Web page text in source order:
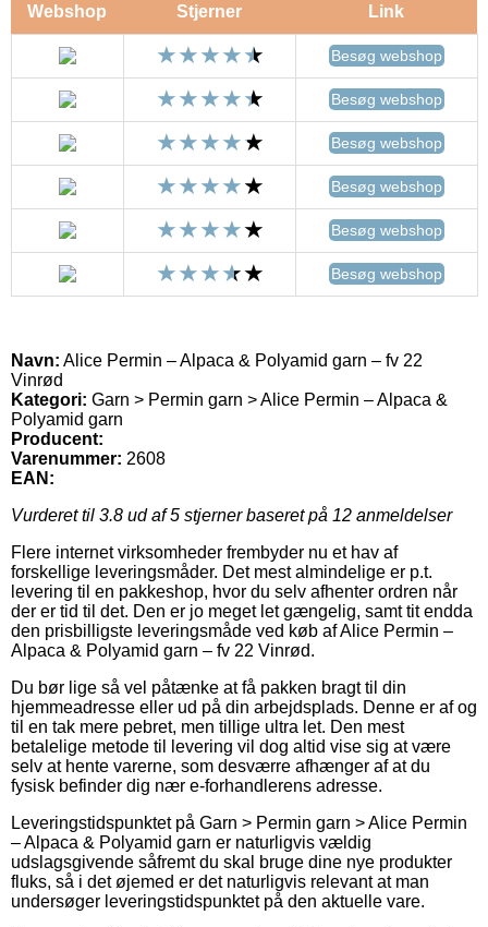
Webshop Stjerner Link
Besøg webshop
Besøg webshop
Besøg webshop
Besøg webshop
Besøg webshop
Besøg webshop
Navn: Alice Permin – Alpaca & Polyamid garn – fv 22
Vinrød
Kategori: Garn > Permin garn > Alice Permin – Alpaca &
Polyamid garn
Producent:
Varenummer: 2608
EAN:
Vurderet til 3.8 ud af 5 stjerner baseret på 12 anmeldelser
Flere internet virksomheder frembyder nu et hav af
forskellige leveringsmåder. Det mest almindelige er p.t.
levering til en pakkeshop, hvor du selv afhenter ordren når
der er tid til det. Den er jo meget let gængelig, samt tit endda
den prisbilligste leveringsmåde ved køb af Alice Permin –
Alpaca & Polyamid garn – fv 22 Vinrød.
Du bør lige så vel påtænke at få pakken bragt til din
hjemmeadresse eller ud på din arbejdsplads. Denne er af og
til en tak mere pebret, men tillige ultra let. Den mest
betalelige metode til levering vil dog altid vise sig at være
selv at hente varerne, som desværre afhænger af at du
fysisk befinder dig nær e-forhandlerens adresse.
Leveringstidspunktet på Garn > Permin garn > Alice Permin
– Alpaca & Polyamid garn er naturligvis vældig
udslagsgivende såfremt du skal bruge dine nye produkter
fluks, så i det øjemed er det naturligvis relevant at man
undersøger leveringstidspunktet på den aktuelle vare.